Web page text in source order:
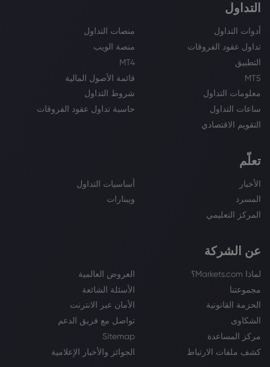
التداول
أدوات التداول
منصات التداول
تداول عقود الفروقات
منصة الويب
التطبيق
MT4
MT5
قائمة الأصول المالية
معلومات التداول
شروط التداول
ساعات التداول
حاسبة تداول عقود الفروقات
التقويم الاقتصادي
تعلّم
الأخبار
أساسيات التداول
المسرد
ويبنارات
المركز التعليمي
عن الشركة
لماذا Markets.com؟
العروض العالمية
مجموعتنا
الأسئلة الشائعة
الحزمة القانونية
الأمان عبر الانترنت
الشكاوى
تواصل مع فريق الدعم
مركز المساعدة
Sitemap
كشف ملفات الارتباط
الجوائز والأخبار الإعلامية